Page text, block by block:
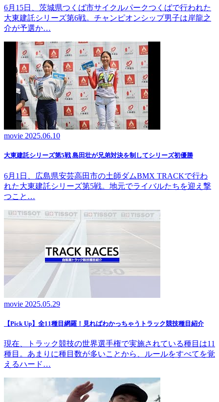
6月15日、茨城県つくば市サイクルパークつくばで行われた
大東建託シリーズ第6戦。チャンピオンシップ男子は岸龍之
介が予選か…
movie 2025.06.10
大東建託シリーズ第5戦 島田壮が兄弟対決を制してシリーズ初優勝
6月1日、広島県安芸高田市の土師ダムBMX TRACKで行わ
れた大東建託シリーズ第5戦。地元でライバルたちを迎え撃
つこと…
movie 2025.05.29
【Pick Up】全11種目網羅！見ればわかっちゃうトラック競技種目紹介
現在、トラック競技の世界選手権で実施されている種目は11
種目。あまりに種目数が多いことから、ルールをすべてを覚
えるハード…